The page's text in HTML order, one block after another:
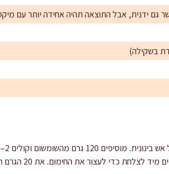
גם ידנית, אבל התוצאה תהיה אחידה יותר עם
בשקילה)
לעצור את החימום. את 20 הגרם הנותרים שומרים לציפוי.